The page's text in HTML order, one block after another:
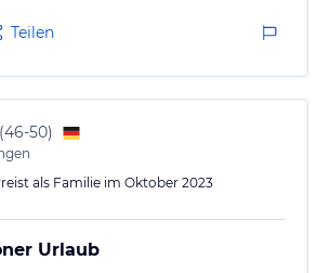
Teilen
(46-50)
als Familie im Oktober 2023
Urlaub